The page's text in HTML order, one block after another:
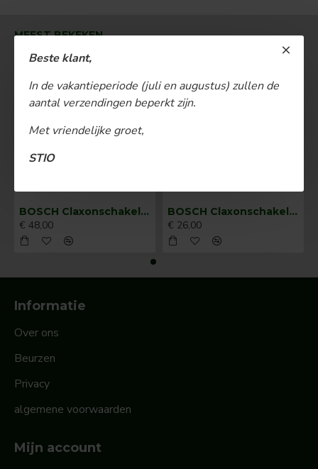
Beste klant,
In de vakantieperiode (juli en augustus) zullen de
aantal verzendingen beperkt zijn.
Met vriendelijke groet,
STIO
MEEST BEKEKEN
BOSCH Claxonschakelaar opbouw ⌀ 35 mm 0343013001
€ 48,00
BOSCH Claxonschakelaar opbouw ⌀26 mm 0343007001
€ 26,00
Informatie
Over ons
Beurzen
Privacy
algemene voorwaarden
Mijn account